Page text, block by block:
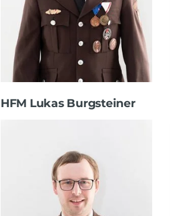
HFM Lukas Burgsteiner